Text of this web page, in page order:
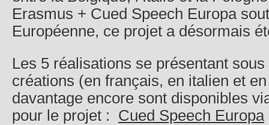
Erasmus + Cued Speech Europa
Européenne, ce projet a désormais
Les 5 réalisations se présentant
créations (en français, en italien et
davantage encore sont disponibles
pour le projet : Cued Speech Europa